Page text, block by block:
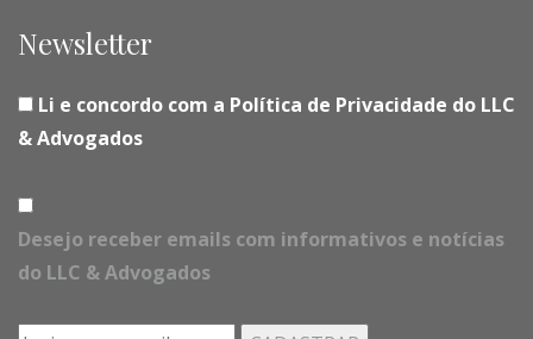
Newsletter
Li e concordo com a Política de Privacidade do LLC
& Advogados
Desejo receber emails com informativos e notícias
do LLC & Advogados